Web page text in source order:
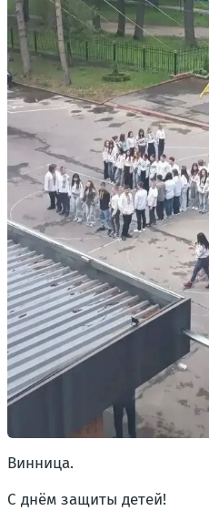
Винница.
С днём защиты детей!